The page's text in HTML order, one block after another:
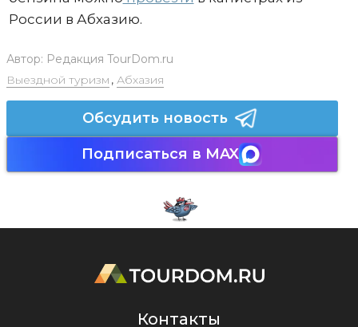
России в Абхазию.
Автор: Редакция TourDom.ru
Выездной туризм , Абхазия
Обсудить новость
Подписаться в MAX
Контакты